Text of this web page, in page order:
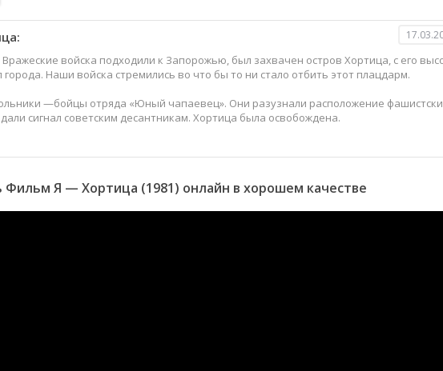
Вражеские войска подходили к Запорожью, был захвачен остров Хортица, с его
Наши войска стремились во что бы то ни стало отбить этот плацдарм.
—бойцы отряда «Юный чапаевец». Они разузнали расположение
сигнал советским десантникам. Хортица была освобождена.
Фильм Я — Хортица (1981) онлайн в хорошем качестве